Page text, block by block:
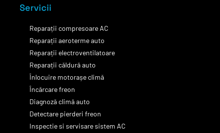
Servicii
Reparații compresoare AC
Reparații aeroterme auto
Reparații electroventilatoare
Reparații căldură auto
Înlocuire motorașe climă
Încărcare freon
Diagnoză climă auto
Detectare pierderi freon
Inspectie si servisare sistem AC